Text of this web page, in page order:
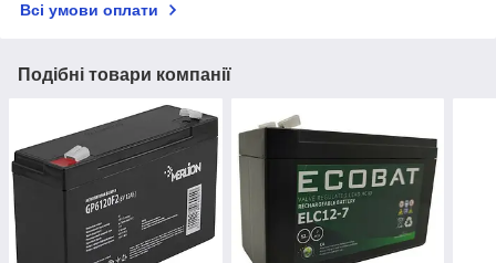
Всі умови оплати
Подібні товари компанії